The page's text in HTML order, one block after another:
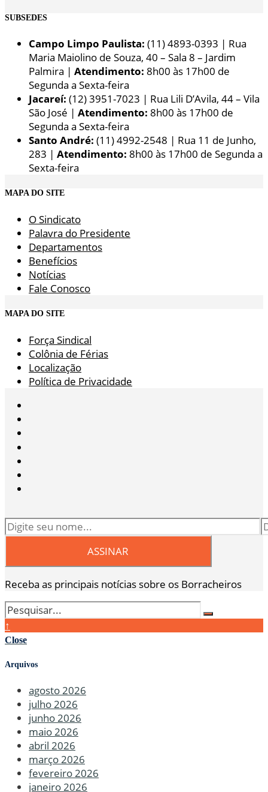
SUBSEDES
Campo Limpo Paulista: (11) 4893-0393 | Rua
Maria Maiolino de Souza, 40 – Sala 8 – Jardim
Palmira | Atendimento: 8h00 às 17h00 de
Segunda a Sexta-feira
Jacareí: (12) 3951-7023 | Rua Lili D’Avila, 44 – Vila
São José | Atendimento: 8h00 às 17h00 de
Segunda a Sexta-feira
Santo André: (11) 4992-2548 | Rua 11 de Junho,
283 | Atendimento: 8h00 às 17h00 de Segunda a
Sexta-feira
MAPA DO SITE
O Sindicato
Palavra do Presidente
Departamentos
Benefícios
Notícias
Fale Conosco
MAPA DO SITE
Força Sindical
Colônia de Férias
Localização
Política de Privacidade
Receba as principais notícias sobre os Borracheiros
↑
Close
Arquivos
agosto 2026
julho 2026
junho 2026
maio 2026
abril 2026
março 2026
fevereiro 2026
janeiro 2026